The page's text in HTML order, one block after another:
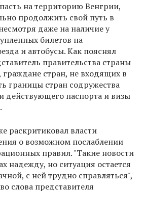
на территорию Венгрии,
продолжить свой путь в
даже на наличие у
билетов на
и автобусы. Как пояснял
правительства страны
стран, не входящих в
границы стран содружества
действующего паспорта и визы
раскритиковал власти
о возможном послаблении
правил. "Такие новости
надежду, но ситуация остается
с ней трудно справляться",
слова представителя